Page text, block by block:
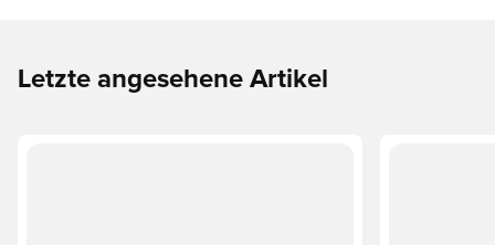
Letzte angesehene Artikel